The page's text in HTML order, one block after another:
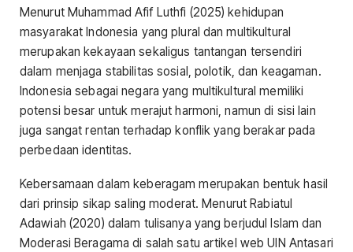
Menurut Muhammad Afif Luthfi (2025) kehidupan
masyarakat Indonesia yang plural dan multikultural
merupakan kekayaan sekaligus tantangan tersendiri
dalam menjaga stabilitas sosial, polotik, dan keagaman.
Indonesia sebagai negara yang multikultural memiliki
potensi besar untuk merajut harmoni, namun di sisi lain
juga sangat rentan terhadap konflik yang berakar pada
perbedaan identitas.
Kebersamaan dalam keberagam merupakan bentuk hasil
dari prinsip sikap saling moderat. Menurut Rabiatul
Adawiah (2020) dalam tulisanya yang berjudul Islam dan
Moderasi Beragama di salah satu artikel web UIN Antasari